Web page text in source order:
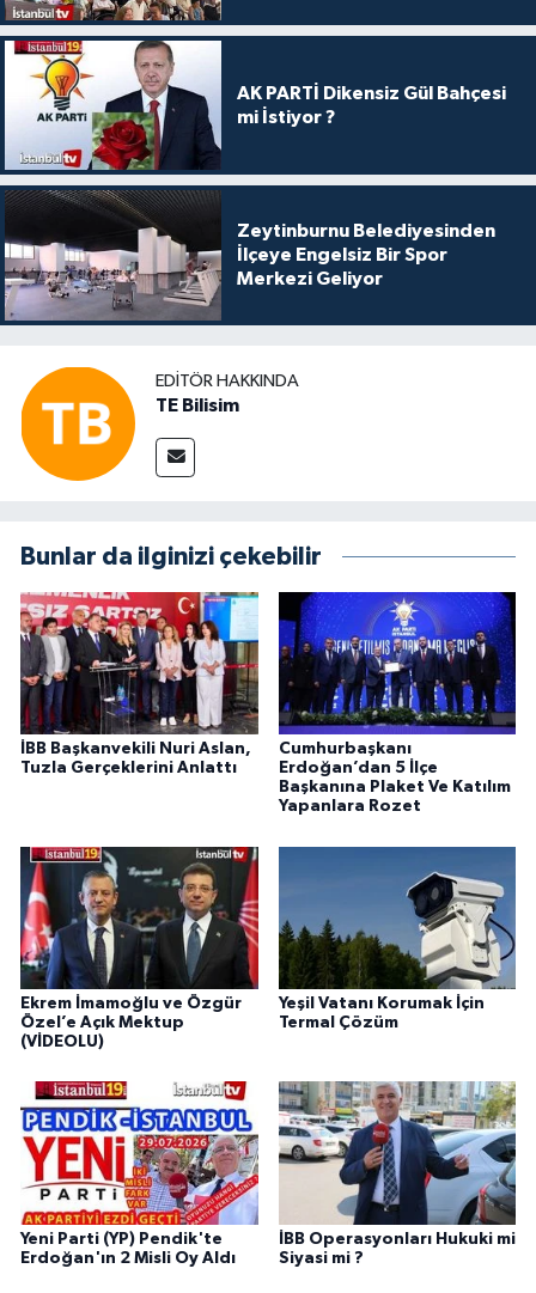
AK PARTİ Dikensiz Gül Bahçesi
mi İstiyor ?
Zeytinburnu Belediyesinden
İlçeye Engelsiz Bir Spor
Merkezi Geliyor
EDITÖR HAKKINDA
TE Bilisim
Bunlar da ilginizi çekebilir
İBB Başkanvekili Nuri Aslan,
Tuzla Gerçeklerini Anlattı
Cumhurbaşkanı
Erdoğan’dan 5 İlçe
Başkanına Plaket Ve Katılım
Yapanlara Rozet
Ekrem İmamoğlu ve Özgür
Özel’e Açık Mektup
(VİDEOLU)
Yeşil Vatanı Korumak İçin
Termal Çözüm
Yeni Parti (YP) Pendik'te
Erdoğan'ın 2 Misli Oy Aldı
İBB Operasyonları Hukuki mi
Siyasi mi ?